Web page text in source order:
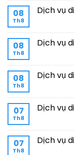
08
Th8
Dịch vụ
08
Th8
Dịch vụ
08
Th8
Dịch vụ
07
Th8
Dịch vụ
07
Th8
Dịch vụ